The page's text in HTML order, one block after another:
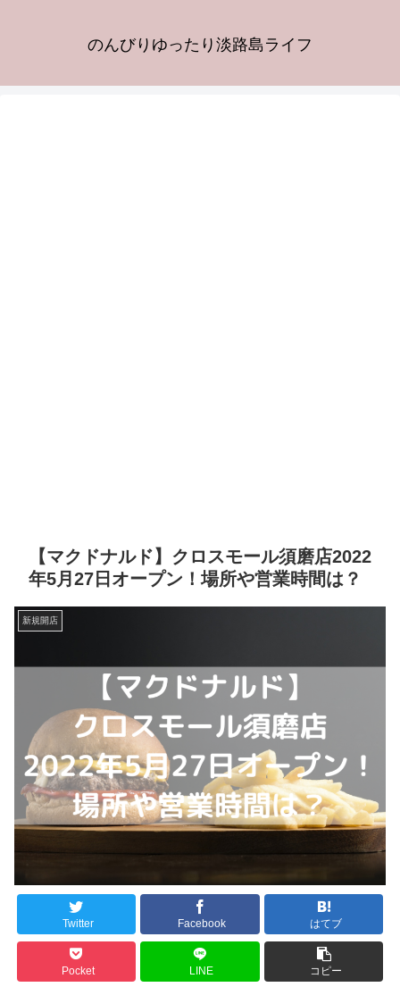
のんびりゆったり淡路島ライフ
【マクドナルド】クロスモール須磨店2022
年5月27日オープン！場所や営業時間は？
新規開店
Twitter Facebook はてブ
Pocket LINE コピー